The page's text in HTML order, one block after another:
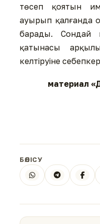
төсеп қоятын
ауырып қалғанда
барады. Сондай
қатынасы
келтіруіне
материал
БӨЛІСУ